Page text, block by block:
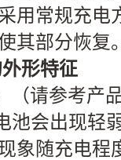
用常规充电
其部分恢复
形特征
（请参考产
池会出现轻
象随充电程